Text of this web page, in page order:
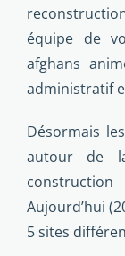
équipe de
afghans
administratif
Désormais
autour de
Aujourd’hui
5 sites